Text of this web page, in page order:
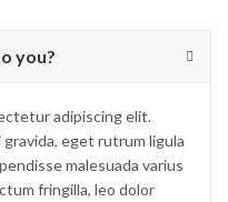
you?
adipiscing elit.
eget rutrum ligula
malesuada varius
fringilla, leo dolor